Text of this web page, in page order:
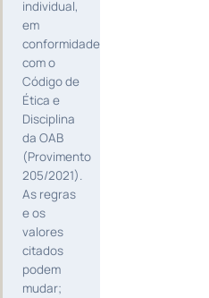
individual,
em
conformidade
com o
Código de
Ética e
Disciplina
da OAB
(Provimento
205/2021).
As regras
e os
valores
citados
podem
mudar;